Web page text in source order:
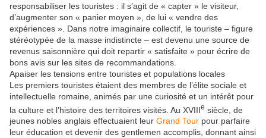
responsabiliser les touristes : il s’agit de « capter » le visiteur,
d’augmenter son « panier moyen », de lui « vendre des
expériences ». Dans notre imaginaire collectif, le touriste – figure
stéréotypée de la masse indistincte – est devenu une source de
revenus saisonnière qui doit repartir « satisfaite » pour écrire de
bons avis sur les sites de recommandations.
Apaiser les tensions entre touristes et populations locales
Les premiers touristes étaient des membres de l’élite sociale et
intellectuelle romaine, animés par une curiosité et un intérêt pour
la culture et l’histoire des territoires visités. Au XVIIIe siècle, de
jeunes nobles anglais effectuaient leur Grand Tour pour parfaire
leur éducation et devenir des gentlemen accomplis, donnant ainsi